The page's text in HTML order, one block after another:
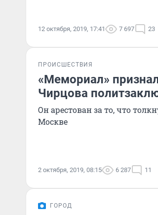
12 октября, 2019, 17:41 7 697 23
ПРОИСШЕСТВИЯ
«Мемориал»
Чирцова
Он арестован за то, что
Москве
2 октября, 2019, 08:15 6 287 11
ГОРОД